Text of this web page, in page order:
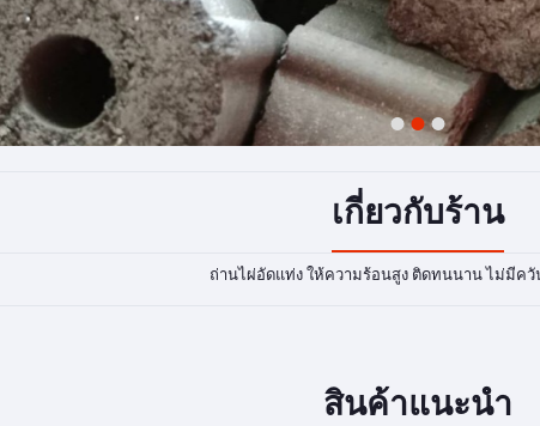
1 2 3
เกี่ยวกับร้าน
ถ่านไผ่อัดแท่ง ให้ความร้อนสูง ติดทนนาน ไม่มีค
สินค้าแนะนำ